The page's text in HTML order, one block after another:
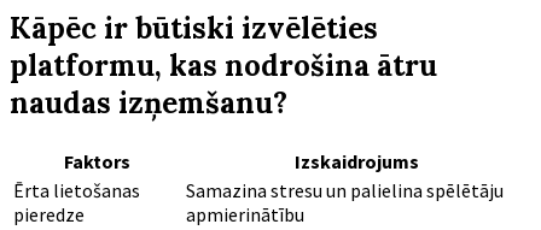
Kāpēc ir būtiski izvēlēties
platformu, kas nodrošina ātru
naudas izņemšanu?
Faktors
Izskaidrojums
Ērta lietošanas
pieredze
Samazina stresu un palielina spēlētāju
apmierinātību